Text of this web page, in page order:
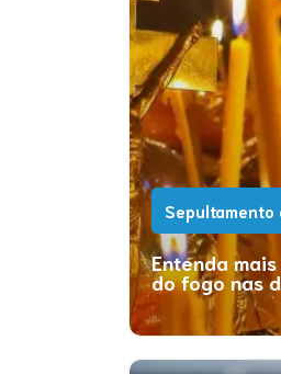
Sepultamento
Entenda
do fogo nas